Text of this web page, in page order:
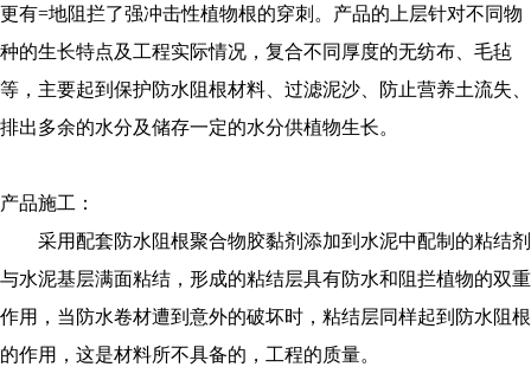
更有=地阻拦了强冲击性植物根的穿刺。产品的上层针对不同物
种的生长特点及工程实际情况，复合不同厚度的无纺布、毛毡
等，主要起到保护防水阻根材料、过滤泥沙、防止营养土流失、
排出多余的水分及储存一定的水分供植物生长。
产品施工：
采用配套防水阻根聚合物胶黏剂添加到水泥中配制的粘结剂
与水泥基层满面粘结，形成的粘结层具有防水和阻拦植物的双重
作用，当防水卷材遭到意外的破坏时，粘结层同样起到防水阻根
的作用，这是材料所不具备的，工程的质量。